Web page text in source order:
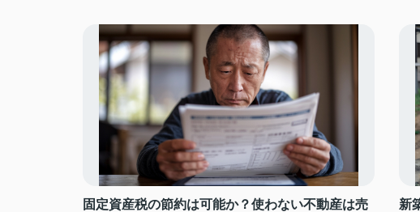
固定資産税の節約は可能か？使わない不動産は売
新